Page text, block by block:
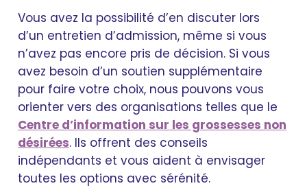
Vous avez la possibilité d’en discuter lors
d’un entretien d’admission, même si vous
n’avez pas encore pris de décision. Si vous
avez besoin d’un soutien supplémentaire
pour faire votre choix, nous pouvons vous
orienter vers des organisations telles que le
Centre d’information sur les grossesses non
désirées. Ils offrent des conseils
indépendants et vous aident à envisager
toutes les options avec sérénité.